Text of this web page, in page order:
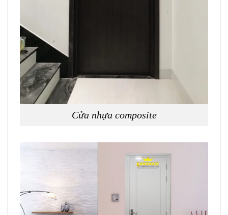
Cửa nhựa composite